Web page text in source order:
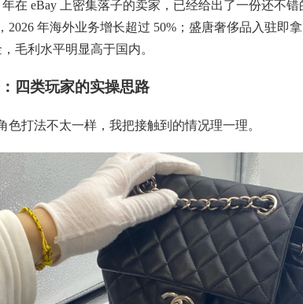
在 eBay 上密集落子的卖家，已经给出了一份还不错
2026 年海外业务增长超过 50%；盛唐奢侈品入驻即
毛利水平明显高于国内。
四类玩家的实操思路
色打法不太一样，我把接触到的情况理一理。